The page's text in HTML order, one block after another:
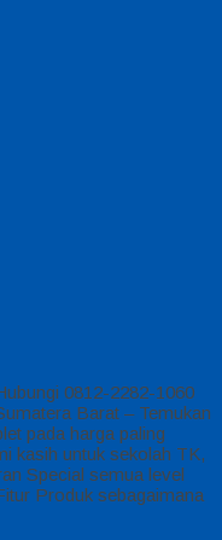
0812-2282-1060
Barat – Temukan
pada harga paling
kasih untuk sekolah TK,
Special semua level
Produk sebagaimana